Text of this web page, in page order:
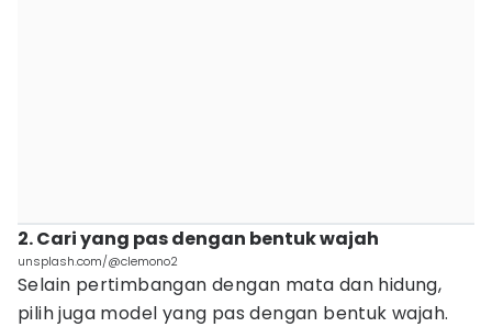
2. Cari yang pas dengan bentuk wajah
unsplash.com/@clemono2
Selain pertimbangan dengan mata dan hidung,
pilih juga model yang pas dengan bentuk wajah.